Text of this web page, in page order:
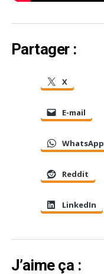
Partager :
X
E-mail
WhatsApp
Reddit
LinkedIn
J’aime ça :